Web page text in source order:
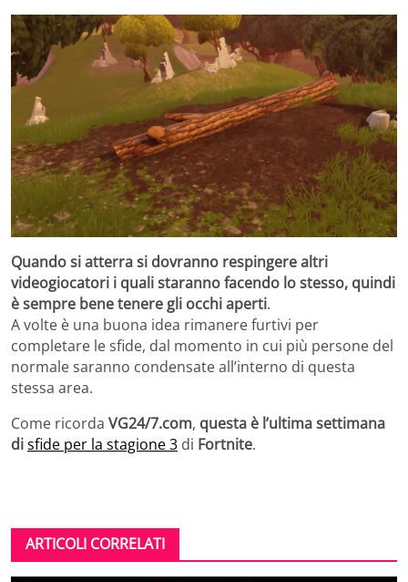
Quando si atterra si dovranno respingere altri
videogiocatori i quali staranno facendo lo stesso, quindi
è sempre bene tenere gli occhi aperti.
A volte è una buona idea rimanere furtivi per
completare le sfide, dal momento in cui più persone del
normale saranno condensate all’interno di questa
stessa area.
Come ricorda VG24/7.com, questa è l’ultima settimana
disfide per la stagione 3 di Fortnite.
ARTICOLI CORRELATI